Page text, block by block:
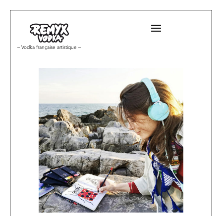
– Vodka française artistique –